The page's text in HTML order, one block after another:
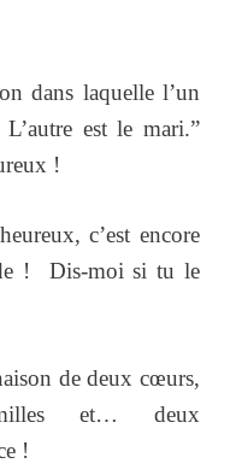
dans laquelle l’un
est le mari.”
!
c’est encore
! Dis-moi si tu le
de deux cœurs,
et… deux
!